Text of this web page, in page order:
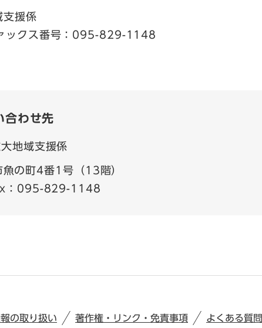
支援係
ックス番号：095-829-1148
合わせ先
地域支援係
魚の町4番1号（13階）
：095-829-1148
の取り扱い 著作権・リンク・免責事項 よくある質問